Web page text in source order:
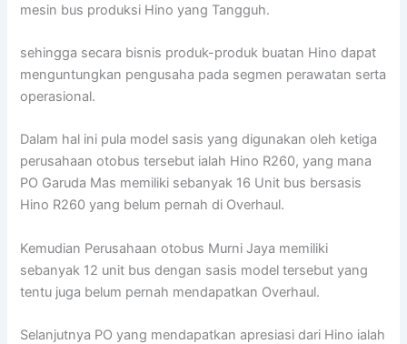
mesin bus produksi Hino yang Tangguh.
sehingga secara bisnis produk-produk buatan Hino dapat
menguntungkan pengusaha pada segmen perawatan serta
operasional.
Dalam hal ini pula model sasis yang digunakan oleh ketiga
perusahaan otobus tersebut ialah Hino R260, yang mana
PO Garuda Mas memiliki sebanyak 16 Unit bus bersasis
Hino R260 yang belum pernah di Overhaul.
Kemudian Perusahaan otobus Murni Jaya memiliki
sebanyak 12 unit bus dengan sasis model tersebut yang
tentu juga belum pernah mendapatkan Overhaul.
Selanjutnya PO yang mendapatkan apresiasi dari Hino ialah